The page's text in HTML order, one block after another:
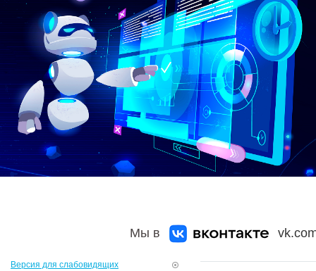
Мы в
Версия для слабовидящих